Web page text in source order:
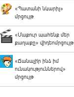
«Պատանի նկարիչ»
մրցույթ
«Մաքուր պահենք մեր
քաղաքը» վիդեոմրցույթ
«Ճանաչի՛ր ինձ իմ
ունակություններով»
մրցույթ